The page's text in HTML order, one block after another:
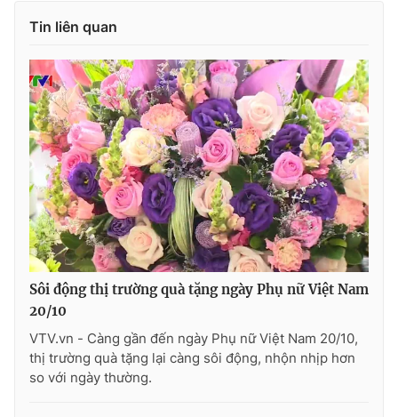
Email: toasoan@vtv.vn
Liên hệ quảng cáo:024-7300.7108
® Cấm sao chép dưới mọi hình thức nếu không có sự chấp
thông tin từ website này.
Tin liên quan
Sôi động thị trường quà tặng ngày Phụ nữ Việt Nam
20/10
VTV.vn - Càng gần đến ngày Phụ nữ Việt Nam 20/10,
thị trường quà tặng lại càng sôi động, nhộn nhịp hơn
so với ngày thường.